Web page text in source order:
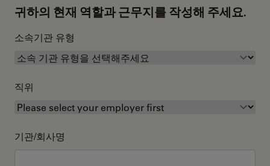
귀하의 현재 역할과 근무지를 작성해 주세요.
소속기관 유형
직위
기관/회사명